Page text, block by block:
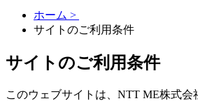
ホーム >
サイトのご利用条件
サイトのご利用条件
このウェブサイトは、NTT ME株式